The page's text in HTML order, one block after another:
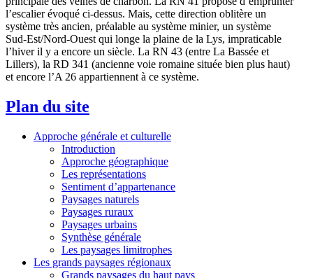
l’escalier évoqué ci-dessus. Mais, cette direction oblitère un
système très ancien, préalable au système minier, un système
Sud-Est/Nord-Ouest qui longe la plaine de la Lys, impraticable
l’hiver il y a encore un siècle. La RN 43 (entre La Bassée et
Lillers), la RD 341 (ancienne voie romaine située bien plus haut)
et encore l’A 26 appartiennent à ce système.
Plan du site
Approche générale et culturelle
Introduction
Approche géographique
Les représentations
Sentiment d’appartenance
Paysages naturels
Paysages ruraux
Paysages urbains
Synthèse générale
Les paysages limitrophes
Les grands paysages régionaux
Grands paysages du haut pays